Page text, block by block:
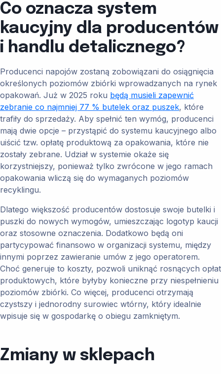
Co oznacza system
kaucyjny dla producentów
i handlu detalicznego?
Producenci napojów zostaną zobowiązani do osiągnięcia
określonych poziomów zbiórki wprowadzanych na rynek
opakowań. Już w 2025 roku będą musieli zapewnić
zebranie co najmniej 77 % butelek oraz puszek, które
trafiły do sprzedaży. Aby spełnić ten wymóg, producenci
mają dwie opcje – przystąpić do systemu kaucyjnego albo
uiścić tzw. opłatę produktową za opakowania, które nie
zostały zebrane. Udział w systemie okaże się
korzystniejszy, ponieważ tylko zwrócone w jego ramach
opakowania wliczą się do wymaganych poziomów
recyklingu.
Dlatego większość producentów dostosuje swoje butelki i
puszki do nowych wymogów, umieszczając logotyp kaucji
oraz stosowne oznaczenia. Dodatkowo będą oni
partycypować finansowo w organizacji systemu, między
innymi poprzez zawieranie umów z jego operatorem.
Choć generuje to koszty, pozwoli uniknąć rosnących opłat
produktowych, które byłyby konieczne przy niespełnieniu
poziomów zbiórki. Co więcej, producenci otrzymają
czystszy i jednorodny surowiec wtórny, który idealnie
wpisuje się w gospodarkę o obiegu zamkniętym.
Zmiany w sklepach